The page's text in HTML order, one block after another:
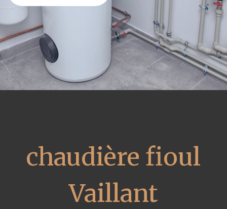
chaudière fioul
Vaillant